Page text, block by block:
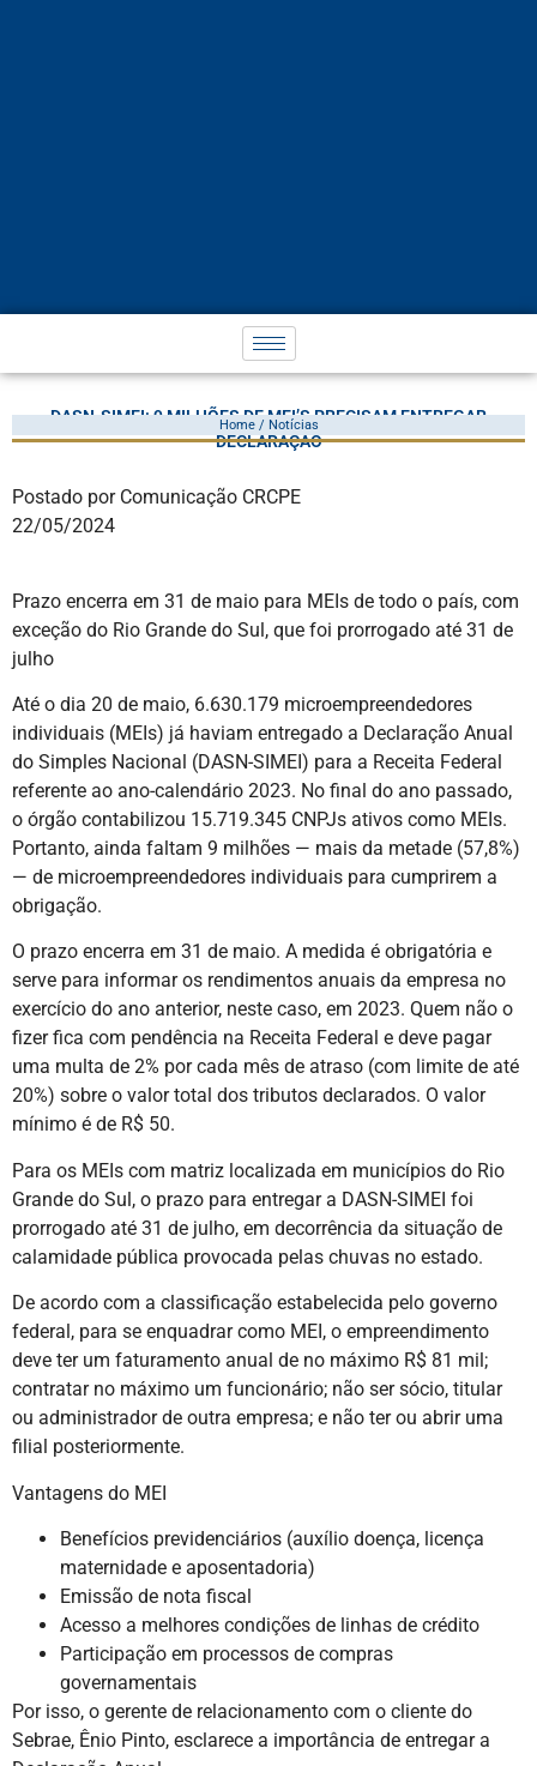
DASN-SIMEI: 9 MILHÕES DE MEI’S PRECISAM ENTREGAR
DECLARAÇÃO
Home / Notícias
Postado por Comunicação CRCPE
22/05/2024
Prazo encerra em 31 de maio para MEIs de todo o país, com
exceção do Rio Grande do Sul, que foi prorrogado até 31 de
julho
Até o dia 20 de maio, 6.630.179 microempreendedores
individuais (MEIs) já haviam entregado a Declaração Anual
do Simples Nacional (DASN-SIMEI) para a Receita Federal
referente ao ano-calendário 2023. No final do ano passado,
o órgão contabilizou 15.719.345 CNPJs ativos como MEIs.
Portanto, ainda faltam 9 milhões — mais da metade (57,8%)
— de microempreendedores individuais para cumprirem a
obrigação.
O prazo encerra em 31 de maio. A medida é obrigatória e
serve para informar os rendimentos anuais da empresa no
exercício do ano anterior, neste caso, em 2023. Quem não o
fizer fica com pendência na Receita Federal e deve pagar
uma multa de 2% por cada mês de atraso (com limite de até
20%) sobre o valor total dos tributos declarados. O valor
mínimo é de R$ 50.
Para os MEIs com matriz localizada em municípios do Rio
Grande do Sul, o prazo para entregar a DASN-SIMEI foi
prorrogado até 31 de julho, em decorrência da situação de
calamidade pública provocada pelas chuvas no estado.
De acordo com a classificação estabelecida pelo governo
federal, para se enquadrar como MEI, o empreendimento
deve ter um faturamento anual de no máximo R$ 81 mil;
contratar no máximo um funcionário; não ser sócio, titular
ou administrador de outra empresa; e não ter ou abrir uma
filial posteriormente.
Vantagens do MEI
Benefícios previdenciários (auxílio doença, licença
maternidade e aposentadoria)
Emissão de nota fiscal
Acesso a melhores condições de linhas de crédito
Participação em processos de compras
governamentais
Por isso, o gerente de relacionamento com o cliente do
Sebrae, Ênio Pinto, esclarece a importância de entregar a